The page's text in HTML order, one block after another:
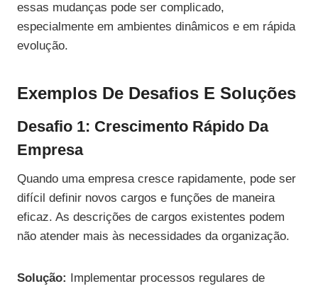
essas mudanças pode ser complicado,
especialmente em ambientes dinâmicos e em rápida
evolução.
Exemplos De Desafios E Soluções
Desafio 1: Crescimento Rápido Da
Empresa
Quando uma empresa cresce rapidamente, pode ser
difícil definir novos cargos e funções de maneira
eficaz. As descrições de cargos existentes podem
não atender mais às necessidades da organização.
Solução:
Implementar processos regulares de